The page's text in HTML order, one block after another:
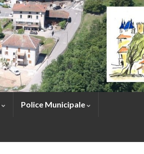
Police Municipale